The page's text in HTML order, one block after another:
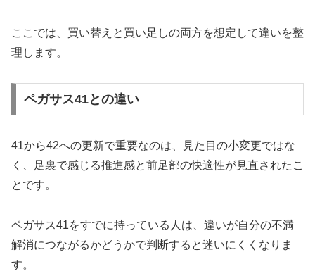
ここでは、買い替えと買い足しの両方を想定して違いを整
理します。
ペガサス41との違い
41から42への更新で重要なのは、見た目の小変更ではな
く、足裏で感じる推進感と前足部の快適性が見直されたこ
とです。
ペガサス41をすでに持っている人は、違いが自分の不満
解消につながるかどうかで判断すると迷いにくくなりま
す。